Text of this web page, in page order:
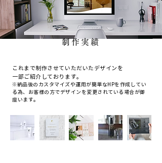
制作実績
これまで制作させていただいたデザインを
一部ご紹介しております。
※納品後のカスタマイズや運用が簡単なHPを作成してい
る為、
​お客様の方でデザインを変更されている場合が御
座います。